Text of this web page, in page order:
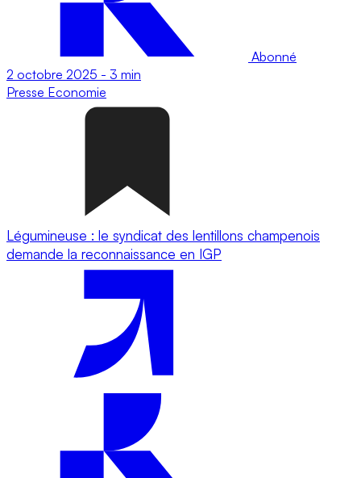
Abonné
2 octobre 2025 - 3 min
Presse Economie
Légumineuse : le syndicat des lentillons champenois
demande la reconnaissance en IGP